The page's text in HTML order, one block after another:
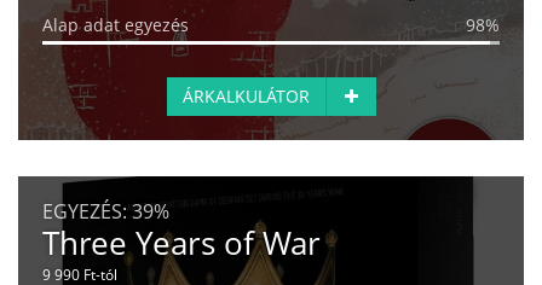
Alap adat egyezés 98%
ÁRKALKULÁTOR
EGYEZÉS: 39%
Three Years of War
9 990 Ft-tól